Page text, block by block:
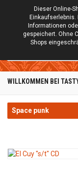
Dieser Online-
Informationen
gespeichert. Ohne
Shops
WILLKOMMEN BEI
Space punk